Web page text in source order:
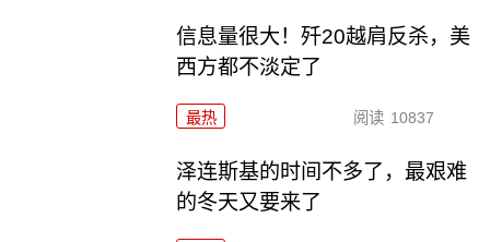
信息量很大！歼20越肩反杀，美
西方都不淡定了
最热 阅读 10837
泽连斯基的时间不多了，最艰难
的冬天又要来了